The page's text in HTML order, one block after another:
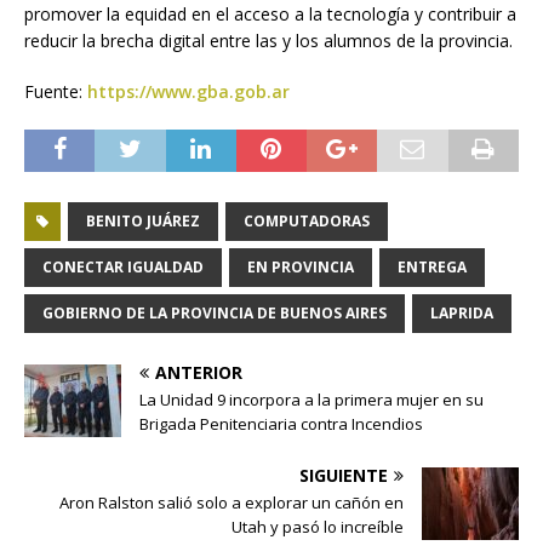
promover la equidad en el acceso a la tecnología y contribuir a
reducir la brecha digital entre las y los alumnos de la provincia.
Fuente: https://www.gba.gob.ar
BENITO JUÁREZ COMPUTADORAS
CONECTAR IGUALDAD EN PROVINCIA ENTREGA
GOBIERNO DE LA PROVINCIA DE BUENOS AIRES LAPRIDA
ANTERIOR
La Unidad 9 incorpora a la primera mujer en su
Brigada Penitenciaria contra Incendios
SIGUIENTE
Aron Ralston salió solo a explorar un cañón en
Utah y pasó lo increíble